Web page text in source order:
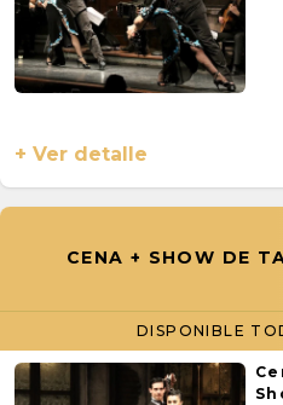
+ Ver detalle
CENA + SHOW DE
DISPONIBLE